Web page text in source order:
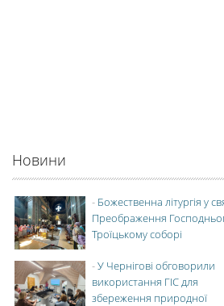
Новини
- Божественна літургія у
Преображення
Троїцькому соборі
-У Чернігові обговорили
використання ГІС для
збереження природної